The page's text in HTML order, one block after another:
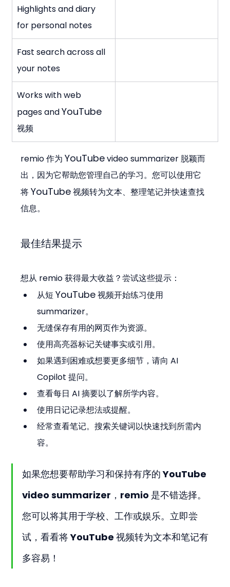
Highlights and diary
for personal notes
Fast search across all
your notes
Works with web
pages and YouTube
视频
remio 作为 YouTube video summarizer 脱颖而
出，因为它帮助您管理自己的学习。您可以使用它
将 YouTube 视频转为文本、整理笔记并快速查找
信息。
最佳结果提示
想从 remio 获得最大收益？尝试这些提示：
从短 YouTube 视频开始练习使用
summarizer。
无缝保存有用的网页作为资源。
使用高亮器标记关键事实或引用。
如果遇到困难或想要更多细节，请向 AI
Copilot 提问。
查看每日 AI 摘要以了解所学内容。
使用日记记录想法或提醒。
经常查看笔记。搜索关键词以快速找到所需内
容。
如果您想要帮助学习和保持有序的 YouTube
video summarizer，remio 是不错选择。
您可以将其用于学校、工作或娱乐。立即尝
试，看看将 YouTube 视频转为文本和笔记有
多容易！